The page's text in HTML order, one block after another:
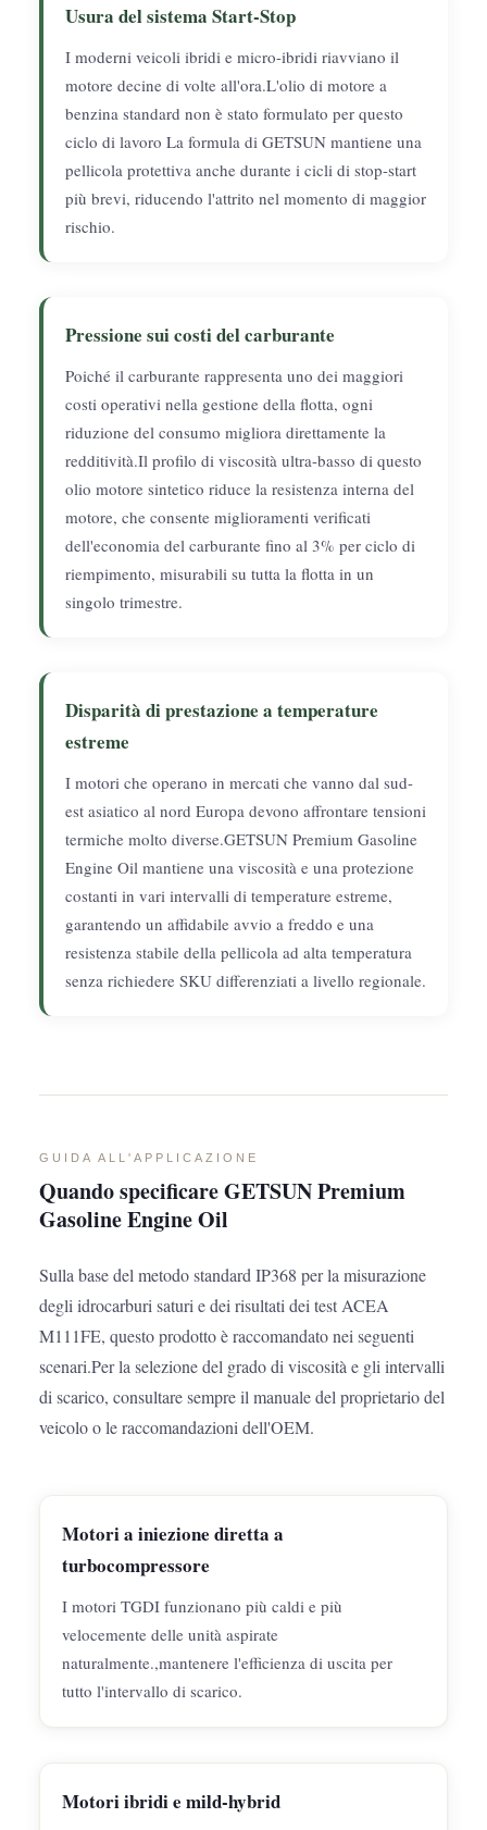
Usura del sistema Start-Stop
I moderni veicoli ibridi e micro-ibridi riavviano il
motore decine di volte all'ora.L'olio di motore a
benzina standard non è stato formulato per questo
ciclo di lavoro La formula di GETSUN mantiene una
pellicola protettiva anche durante i cicli di stop-start
più brevi, riducendo l'attrito nel momento di maggior
rischio.
Pressione sui costi del carburante
Poiché il carburante rappresenta uno dei maggiori
costi operativi nella gestione della flotta, ogni
riduzione del consumo migliora direttamente la
redditività.Il profilo di viscosità ultra-basso di questo
olio motore sintetico riduce la resistenza interna del
motore, che consente miglioramenti verificati
dell'economia del carburante fino al 3% per ciclo di
riempimento, misurabili su tutta la flotta in un
singolo trimestre.
Disparità di prestazione a temperature
estreme
I motori che operano in mercati che vanno dal sud-
est asiatico al nord Europa devono affrontare tensioni
termiche molto diverse.GETSUN Premium Gasoline
Engine Oil mantiene una viscosità e una protezione
costanti in vari intervalli di temperature estreme,
garantendo un affidabile avvio a freddo e una
resistenza stabile della pellicola ad alta temperatura
senza richiedere SKU differenziati a livello regionale.
GUIDA ALL'APPLICAZIONE
Quando specificare GETSUN Premium
Gasoline Engine Oil
Sulla base del metodo standard IP368 per la misurazione
degli idrocarburi saturi e dei risultati dei test ACEA
M111FE, questo prodotto è raccomandato nei seguenti
scenari.Per la selezione del grado di viscosità e gli intervalli
di scarico, consultare sempre il manuale del proprietario del
veicolo o le raccomandazioni dell'OEM.
Motori a iniezione diretta a
turbocompressore
I motori TGDI funzionano più caldi e più
velocemente delle unità aspirate
naturalmente.,mantenere l'efficienza di uscita per
tutto l'intervallo di scarico.
Motori ibridi e mild-hybrid